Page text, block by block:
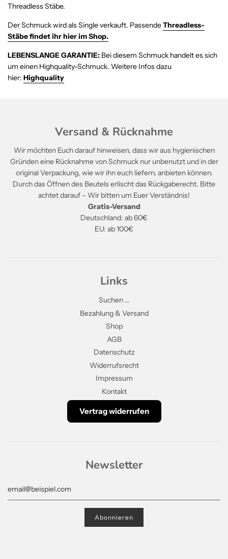
Threadless Stäbe.
Der Schmuck wird als Single verkauft. PassendeThreadless-
Stäbe findet ihr hier im Shop.
LEBENSLANGE GARANTIE: Bei diesem Schmuck handelt es sich
um einen Highquality-Schmuck. Weitere Infos dazu
hier: Highquality
Versand & Rücknahme
Wir möchten Euch darauf hinweisen, dass wir aus hygienischen
Gründen eine Rücknahme von Schmuck nur unbenutzt und in der
original Verpackung, wie wir ihn euch liefern, anbieten können.
Durch das Öffnen des Beutels erlischt das Rückgaberecht. Bitte
achtet darauf – Wir bitten um Euer Verständnis!
Gratis-Versand
Deutschland: ab 60€
EU: ab 100€
Links
Suchen …
Bezahlung & Versand
Shop
AGB
Datenschutz
Widerrufsrecht
Impressum
Kontakt
Vertrag widerrufen
Newsletter